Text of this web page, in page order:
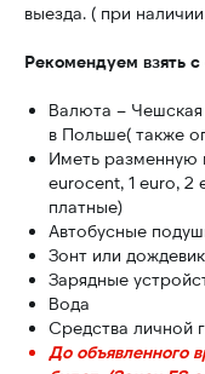
выезда. ( при
Рекомендуем взять
Валюта –
в Польше( также
Иметь разменную
eurocent, 1 euro, 2
платные)
Автобусные
Зонт или
Зарядные
Вода
Средства личной
До объявленного